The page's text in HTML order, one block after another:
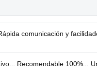
comunicación y
Recomendable 100%...